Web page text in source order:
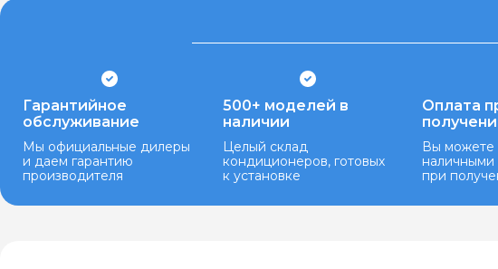
Гарантийное
обслуживание
Мы официальные дилеры
и даем гарантию
производителя
500+ моделей в
наличии
Целый склад
кондиционеров, готовых
к установке
Оплата
Вы можете
наличными
при